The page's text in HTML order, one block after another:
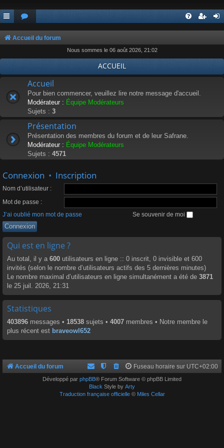
Accueil du forum
Nous sommes le 06 août 2026, 21:02
ACCUEIL
Accueil
Pour bien commencer, veuillez lire notre message d'accueil.
Modérateur : Équipe Modérateurs
Sujets : 3
Présentation
Présentation des membres du forum et de leur Safrane.
Modérateur : Équipe Modérateurs
Sujets : 4571
Connexion • Inscription
Nom d’utilisateur :
Mot de passe :
J’ai oublié mon mot de passe
Se souvenir de moi
Qui est en ligne ?
Au total, il y a 600 utilisateurs en ligne :: 0 inscrit, 0 invisible et 600
invités (selon le nombre d’utilisateurs actifs des 5 dernières minutes)
Le nombre maximal d’utilisateurs en ligne simultanément a été de 3871
le 25 juil. 2026, 21:31
Statistiques
403896 messages • 18538 sujets • 4007 membres • Notre membre le
plus récent est braveowl652
Accueil du forum Fuseau horaire sur UTC+02:00
Développé par phpBB® Forum Software © phpBB Limited
Black Style by Arty
Traduction française officielle© Miles Cellar